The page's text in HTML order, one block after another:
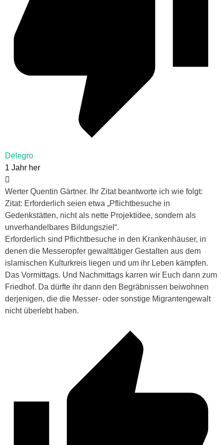
Delegro
1 Jahr her
Werter Quentin Gärtner. Ihr Zitat beantworte ich wie folgt:
Zitat: Erforderlich seien etwa „Pflichtbesuche in
Gedenkstätten, nicht als nette Projektidee, sondern als
unverhandelbares Bildungsziel“.
Erforderlich sind Pflichtbesuche in den Krankenhäuser, in
denen die Messeropfer gewalttätiger Gestalten aus dem
islamischen Kulturkreis liegen und um ihr Leben kämpfen.
Das Vormittags. Und Nachmittags karren wir Euch dann zum
Friedhof. Da dürfte ihr dann den Begräbnissen beiwohnen
derjenigen, die die Messer- oder sonstige Migrantengewalt
nicht überlebt haben.